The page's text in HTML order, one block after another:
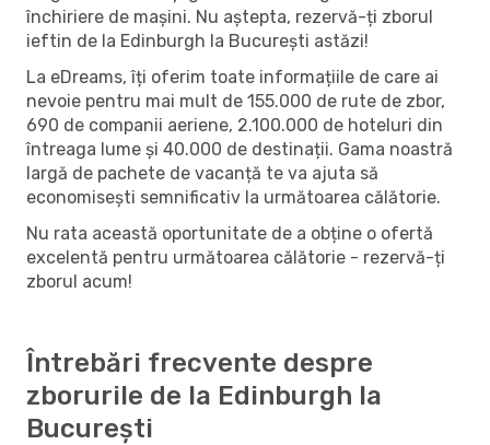
închiriere de mașini. Nu aștepta, rezervă-ți zborul
ieftin de la Edinburgh la București astăzi!
La eDreams, îți oferim toate informațiile de care ai
nevoie pentru mai mult de 155.000 de rute de zbor,
690 de companii aeriene, 2.100.000 de hoteluri din
întreaga lume și 40.000 de destinații. Gama noastră
largă de pachete de vacanță te va ajuta să
economisești semnificativ la următoarea călătorie.
Nu rata această oportunitate de a obține o ofertă
excelentă pentru următoarea călătorie - rezervă-ți
zborul acum!
Întrebări frecvente despre
zborurile de la Edinburgh la
București